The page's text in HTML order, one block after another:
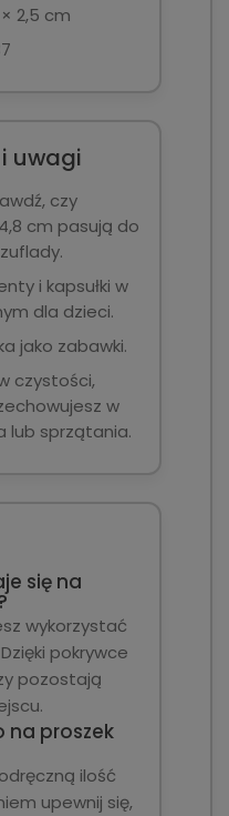
2,5 cm
uwagi
czy
cm pasują do
i kapsułki w
dla dzieci.
jako zabawki.
czystości,
w
lub sprzątania.
się na
wykorzystać
pokrywce
pozostają
na proszek
ilość
upewnij się,